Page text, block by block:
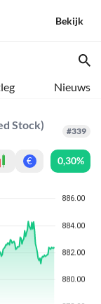
Bekijk
Nieuws
Stock)
#339
€ 0,30%